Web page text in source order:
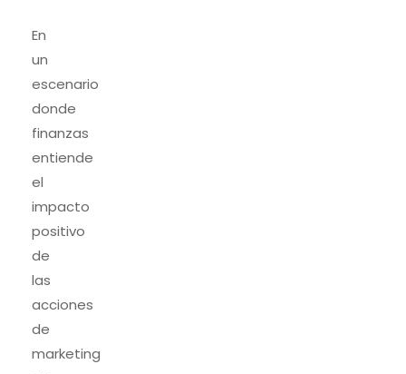
En
un
escenario
donde
finanzas
entiende
el
impacto
positivo
de
las
acciones
de
marketing